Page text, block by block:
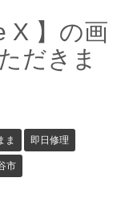
X 】の画
だきま
ま 即日修理
市